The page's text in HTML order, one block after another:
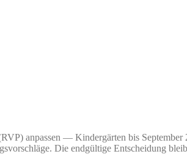
anpassen — Kindergärten bis
Die endgültige Entscheidung